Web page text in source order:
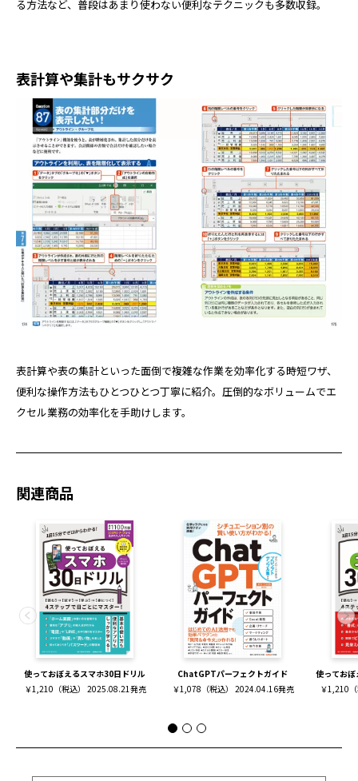
る方法など、普段はあまり使わない便利なテクニックも多数収録。
表計算や集計もサクサク
表計算や表の集計といった面倒で複雑な作業を効率化する時短ワザ、
便利な操作方法もひとつひとつ丁寧に紹介。圧倒的なボリュームでエ
クセル業務の効率化を手助けします。
関連商品
使っておぼえるスマホ30日ドリル
￥1,210（税込） 2025.08.21発売
ChatGPTパーフェクトガイド
￥1,078（税込） 2024.04.16発売
使ってお
￥1,210